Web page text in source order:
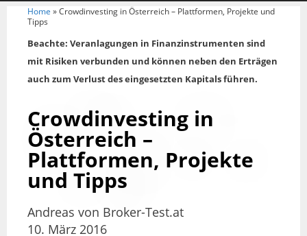
Home »Crowdinvesting in Österreich – Plattformen, Projekte und
Tipps
Beachte: Veranlagungen in Finanzinstrumenten sind
mit Risiken verbunden und können neben den Erträgen
auch zum Verlust des eingesetzten Kapitals führen.
Crowdinvesting in
Österreich –
Plattformen, Projekte
und Tipps
Andreas von Broker-Test.at
10. März 2016